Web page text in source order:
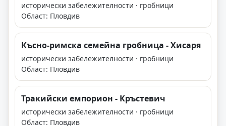
исторически забележителности · гробници
Област: Пловдив
Късно-римска семейна гробница - Хисаря
исторически забележителности · гробници
Област: Пловдив
Тракийски емпорион - Кръстевич
исторически забележителности · гробници
Област: Пловдив